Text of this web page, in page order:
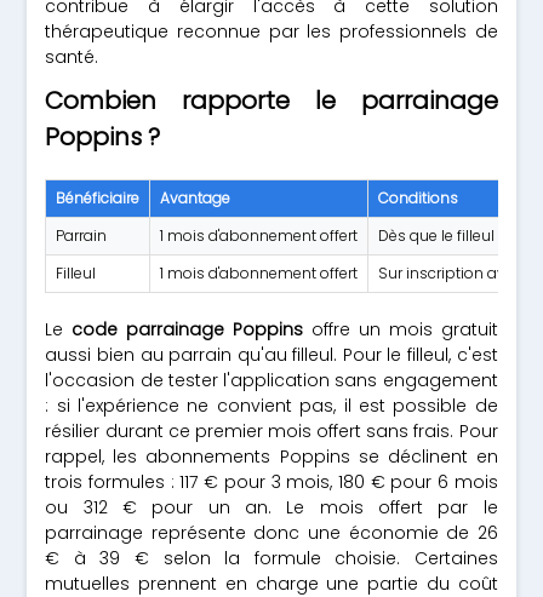
contribue à élargir l'accès à cette solution
thérapeutique reconnue par les professionnels de
santé.
Combien rapporte le parrainage
Poppins ?
Bénéficiaire Avantage
Conditions
Parrain
1 mois d'abonnement offert
Dès que le filleul
Filleul
1 mois d'abonnement offert Sur inscription avec
Le code parrainage Poppins offre un mois gratuit
aussi bien au parrain qu'au filleul. Pour le filleul, c'est
l'occasion de tester l'application sans engagement
: si l'expérience ne convient pas, il est possible de
résilier durant ce premier mois offert sans frais. Pour
rappel, les abonnements Poppins se déclinent en
trois formules : 117 € pour 3 mois, 180 € pour 6 mois
ou 312 € pour un an. Le mois offert par le
parrainage représente donc une économie de 26
€ à 39 € selon la formule choisie. Certaines
mutuelles prennent en charge une partie du coût